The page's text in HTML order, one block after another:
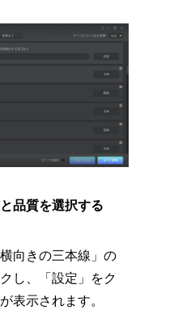
品質を選択する
向きの三本線」の
し、「設定」をク
表示されます。